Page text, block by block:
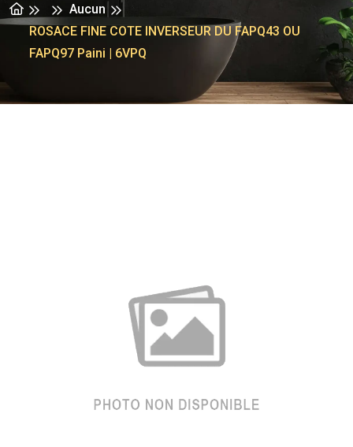
Aucun
ROSACE FINE COTE INVERSEUR DU FAPQ43 OU
FAPQ97 Paini | 6VPQ